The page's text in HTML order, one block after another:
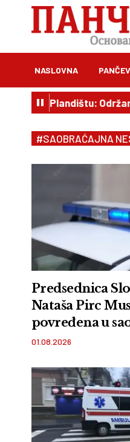
NASLOVNA
u Plandištu: Održan
#SAOBRAĆAJNA
Predsednica
Nataša Pirc
povređena u
nesreći
01.08.2026